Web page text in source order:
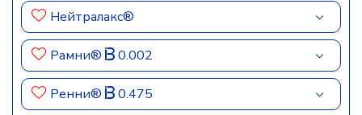
Нейтралакс®
Рамни® 0.002
Ренни® 0.475